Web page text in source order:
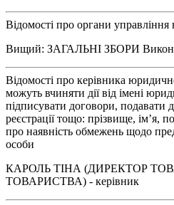
Відомості про органи
Вищий: ЗАГАЛЬНІ ЗБОРИ
Відомості про керівника
можуть вчиняти дії від імені
підписувати договори, подавати
реєстрації тощо: прізвище, ім’я,
про наявність обмежень щодо
особи
КАРОЛЬ ТІНА (ДИРЕКТОР
ТОВАРИСТВА) - керівник